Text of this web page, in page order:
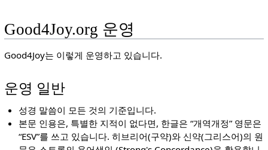
Good4Joy.org 운영
Good4Joy는 이렇게 운영하고 있습니다.
운영 일반
성경 말씀이 모든 것의 기준입니다.
본문 인용은, 특별한 지적이 없다면, 한글은 “개역개정” 영문은
“ESV”를 쓰고 있습니다. 히브리어(구약)와 신약(그리스어)의 원